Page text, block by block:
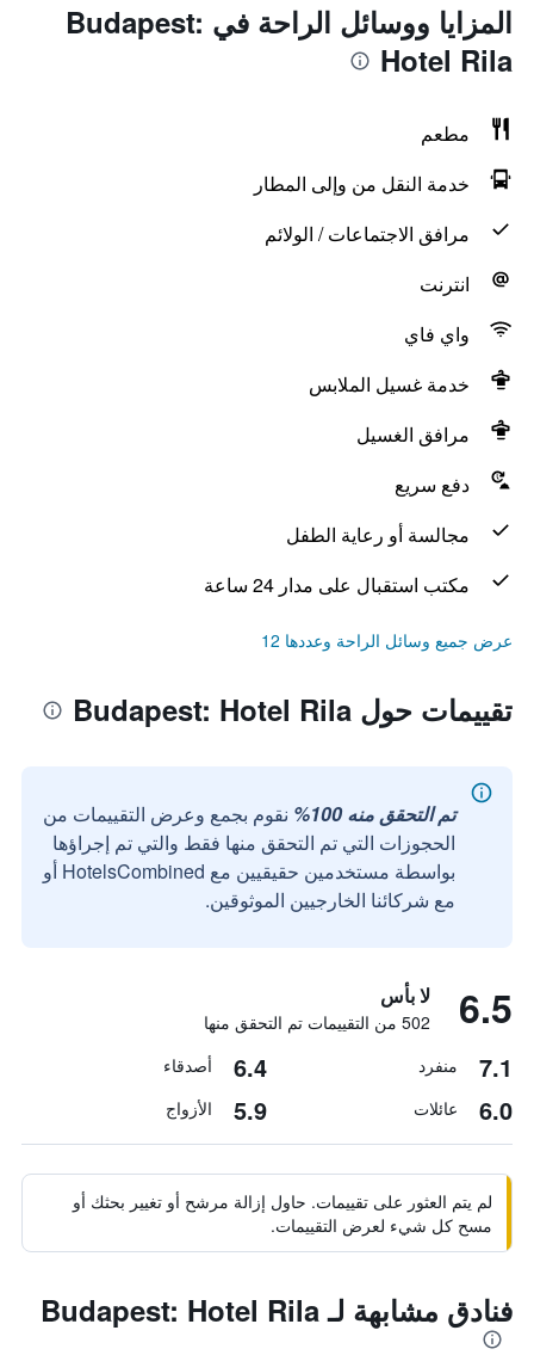
المزايا ووسائل الراحة في Budapest:
Hotel Rila
مطعم
خدمة النقل من وإلى المطار
مرافق الاجتماعات / الولائم
انترنت
واي فاي
خدمة غسيل الملابس
مرافق الغسيل
دفع سريع
مجالسة أو رعاية الطفل
مكتب استقبال على مدار 24 ساعة
عرض جميع وسائل الراحة وعددها 12
تقييمات حول Budapest: Hotel Rila
تم التحقق منه 100%
نقوم بجمع وعرض التقييمات من
الحجوزات التي تم التحقق منها فقط والتي تم إجراؤها
بواسطة مستخدمين حقيقيين مع HotelsCombined أو
مع شركائنا الخارجيين الموثوقين.
6.5 لا بأس
502 من التقييمات تم التحقق منها
7.1 منفرد 6.4 أصدقاء
6.0 عائلات 5.9 الأزواج
لم يتم العثور على تقييمات. حاول إزالة مرشح أو تغيير بحثك أو
مسح كل شيء لعرض التقييمات.
فنادق مشابهة لـ Budapest: Hotel Rila